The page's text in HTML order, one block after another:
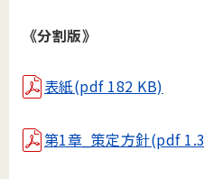
《分割版》
表紙(pdf 182 KB)
第1章_策定方針(pdf